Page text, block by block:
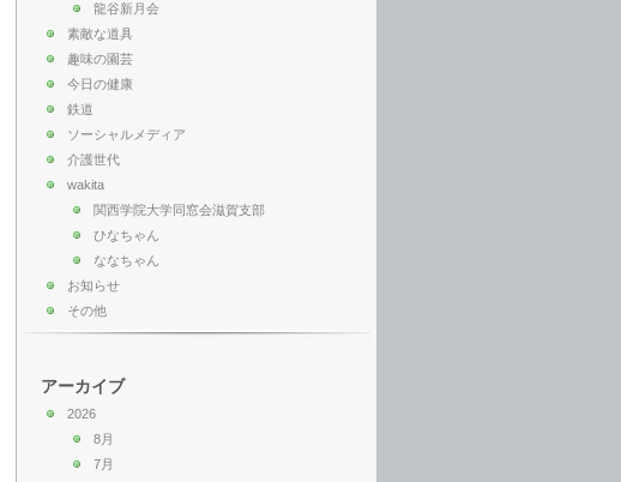
龍谷新月会
素敵な道具
趣味の園芸
今日の健康
鉄道
ソーシャルメディア
介護世代
wakita
関西学院大学同窓会滋賀支部
ひなちゃん
ななちゃん
お知らせ
その他
アーカイブ
2026
8月
7月